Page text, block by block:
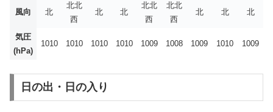
風向 北
北北
西
北 北
北北
西
北北
西
北 北 北
気圧
(hPa)
1010 1010 1010 1010 1009 1008 1009 1010 1009
日の出・日の入り